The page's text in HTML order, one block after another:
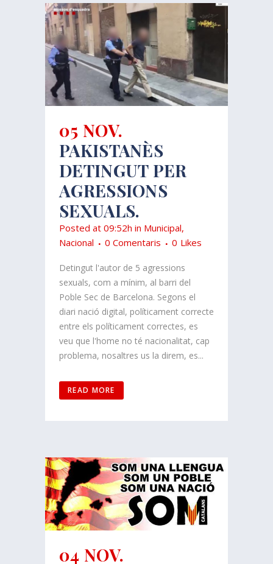
05 NOV.
PAKISTANÈS
DETINGUT PER
AGRESSIONS
SEXUALS.
Posted at 09:52h in Municipal,
Nacional
0 Comentaris 0 Likes
Detingut l'autor de 5 agressions
sexuals, com a mínim, al barri del
Poble Sec de Barcelona. Segons el
diari nació digital, políticament correcte
entre els políticament correctes, es
veu que l'home no té nacionalitat, cap
problema, nosaltres us la direm, es...
READ MORE
04 NOV.